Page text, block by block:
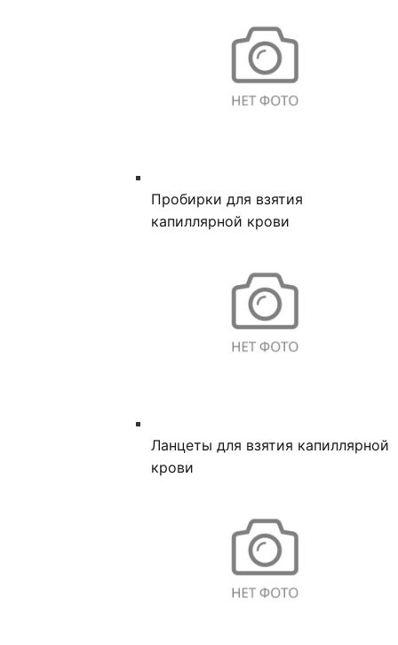
Пробирки для взятия
капиллярной крови
Ланцеты для взятия капиллярной
крови